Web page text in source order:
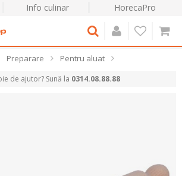
Info culinar HorecaPro
Preparare Pentru aluat
de ajutor? Sună la 0314.08.88.88